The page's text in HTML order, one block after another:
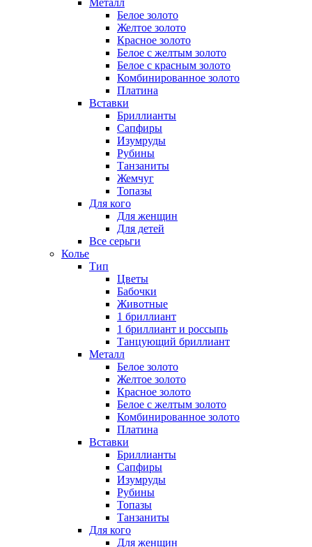
Металл
Белое золото
Желтое золото
Красное золото
Белое с желтым золото
Белое с красным золото
Комбинированное золото
Платина
Вставки
Бриллианты
Сапфиры
Изумруды
Рубины
Танзаниты
Жемчуг
Топазы
Для кого
Для женщин
Для детей
Все серьги
Колье
Тип
Цветы
Бабочки
Животные
1 бриллиант
1 бриллиант и россыпь
Танцующий бриллиант
Металл
Белое золото
Желтое золото
Красное золото
Белое с желтым золото
Комбинированное золото
Платина
Вставки
Бриллианты
Сапфиры
Изумруды
Рубины
Топазы
Танзаниты
Для кого
Для женщин